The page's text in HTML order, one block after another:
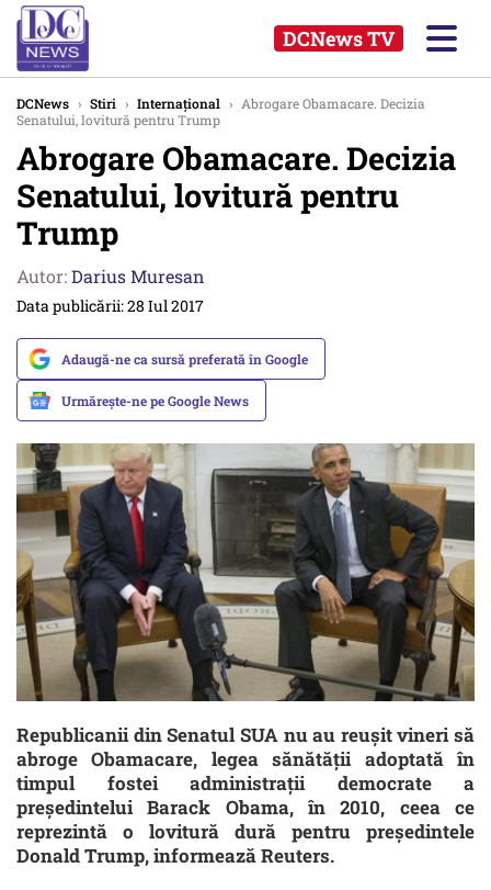
DCNews TV
DCNews › Stiri › Internațional › Abrogare Obamacare. Decizia
Senatului, lovitură pentru Trump
Abrogare Obamacare. Decizia
Senatului, lovitură pentru
Trump
Autor:Darius Muresan
Data publicării: 28 Iul 2017
Adaugă-ne ca sursă preferată în Google
Urmărește-ne pe Google News
Republicanii din Senatul SUA nu au reușit vineri să
abroge Obamacare, legea sănătății adoptată în
timpul fostei administrații democrate a
președintelui Barack Obama, în 2010, ceea ce
reprezintă o lovitură dură pentru președintele
Donald Trump, informează Reuters.